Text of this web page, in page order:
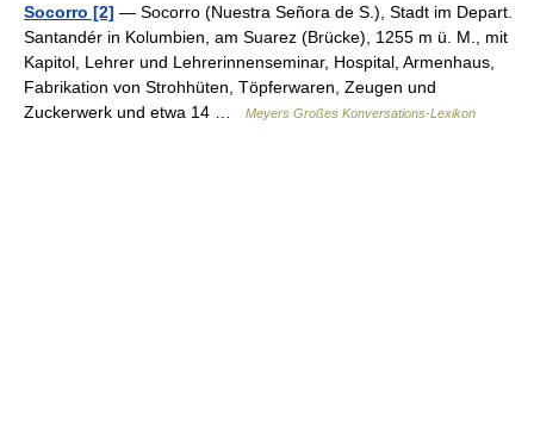
Socorro [2] — Socorro (Nuestra Señora de S.), Stadt im Depart.
Santandér in Kolumbien, am Suarez (Brücke), 1255 m ü. M., mit
Kapitol, Lehrer und Lehrerinnenseminar, Hospital, Armenhaus,
Fabrikation von Strohhüten, Töpferwaren, Zeugen und
Zuckerwerk und etwa 14 …
Meyers Großes Konversations-Lexikon